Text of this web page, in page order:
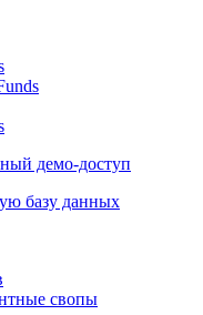
демо-доступ
базу данных
свопы